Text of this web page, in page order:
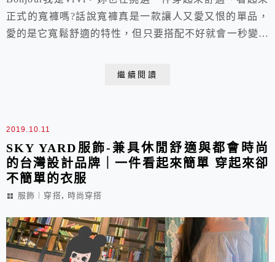
正式的寬褲嗎?話說寬褲真是一款讓人又愛又恨的單品，
愛的是它寬鬆舒適的特性，但只要搭配不好就會一秒變大
繼續閱讀
2019.10.11
SKY YARD服飾-兼具休閒舒適與都會時尚
的台灣設計品牌｜一件看起來簡單 穿起來卻
不簡單的衣服
服飾︱穿搭, 時尚穿搭